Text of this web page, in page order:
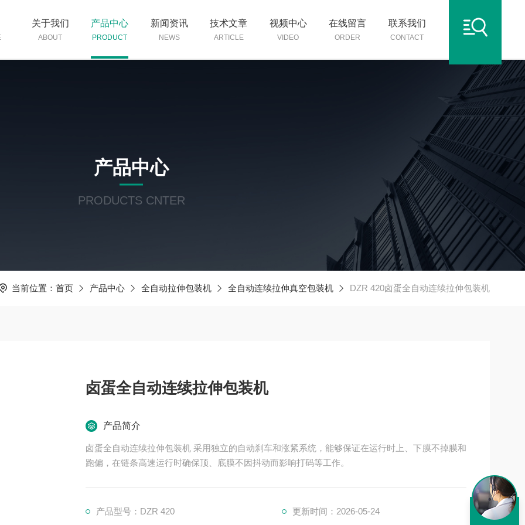
关于我们
ABOUT
产品中心
PRODUCT
新闻资讯
NEWS
技术文章
ARTICLE
视频中心
VIDEO
在线留言
ORDER
联系我们
CONTACT
产品中心
PRODUCTS CNTER
当前位置： 首页 产品中心 全自动拉伸包装机 全自动连续拉伸真空包装机 DZR 420卤蛋全自动连续拉伸包装机
卤蛋全自动连续拉伸包装机
产品简介
卤蛋全自动连续拉伸包装机 采用独立的自动刹车和涨紧系统，能够保证在运行时上、下膜不掉膜和
跑偏，在链条高速运行时确保顶、底膜不因抖动而影响打码等工作。
产品型号：DZR 420 更新时间：2026-05-24